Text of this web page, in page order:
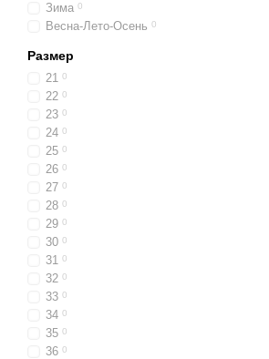
Зима 0
Весна-Лето-Осень 0
Размер
21 0
22 0
23 0
24 0
25 0
26 0
27 0
28 0
29 0
30 0
31 0
32 0
33 0
34 0
35 0
36 0